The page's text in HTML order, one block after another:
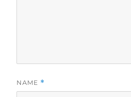
NAME *